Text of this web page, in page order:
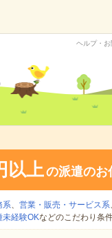
ヘルプ・
以上の派遣のお
系、 営業・販売・サービス系
未経験OKなどのこだわり条